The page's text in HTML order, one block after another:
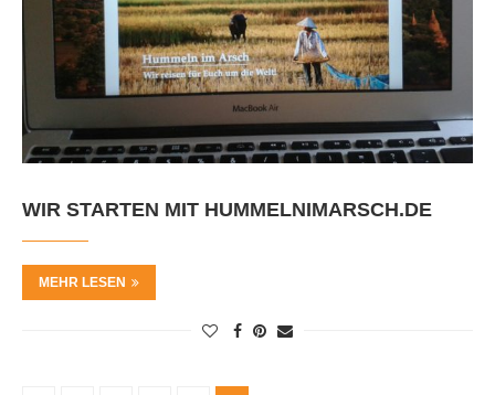
WIR STARTEN MIT HUMMELNIMARSCH.DE
MEHR LESEN